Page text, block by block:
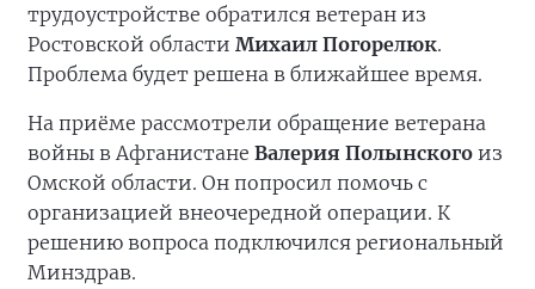
трудоустройстве обратился ветеран из
Ростовской области Михаил Погорелюк.
Проблема будет решена в ближайшее время.
На приёме рассмотрели обращение ветерана
войны в Афганистане Валерия Полынского из
Омской области. Он попросил помочь с
организацией внеочередной операции. К
решению вопроса подключился региональный
Минздрав.